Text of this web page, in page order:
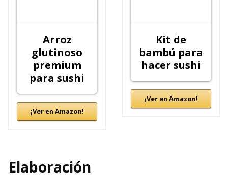
Arroz
glutinoso
premium
para sushi
¡Ver en Amazon!
Kit de
bambú para
hacer sushi
¡Ver en Amazon!
Elaboración